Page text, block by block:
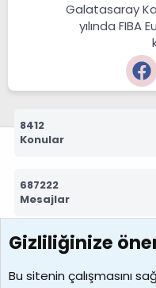
Galatasaray
yılında FIBA
8412
Konular
687222
Mesajlar
7388
Kullanıcılar
Gizliliğinize
Bu sitenin çalışmasını